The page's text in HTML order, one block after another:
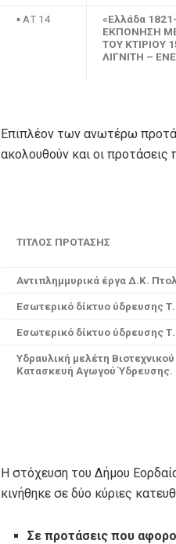
▪ ΑΤ 14 «Ελλάδα
ΕΚΠΟΝΗΣΗ
TOY ΚΤΙΡΙΟΥ
ΛΙΓΝΙΤΗ –
Επιπλέον των ανωτέρω
ακολουθούν και οι
ΤΙΤΛΟΣ ΠΡΟΤΑΣΗΣ
Αντιπλημμυρικά έργα Δ.Κ.
Εσωτερικό δίκτυο ύδρευσης
Εσωτερικό δίκτυο ύδρευσης
Υδραυλική μελέτη
Κατασκευή Αγωγού Ύδρευσης.
Η στόχευση του Δήμου
κινήθηκε σε δύο κύριες
Σε προτάσεις που